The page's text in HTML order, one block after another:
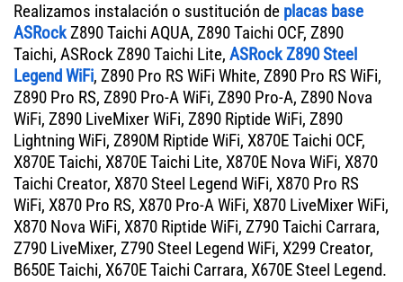
Realizamos instalación o sustitución de placas base
ASRockZ890 Taichi AQUA, Z890 Taichi OCF, Z890
Taichi, ASRock Z890 Taichi Lite, ASRock Z890 Steel
Legend WiFi, Z890 Pro RS WiFi White, Z890 Pro RS WiFi,
Z890 Pro RS, Z890 Pro-A WiFi, Z890 Pro-A, Z890 Nova
WiFi, Z890 LiveMixer WiFi, Z890 Riptide WiFi, Z890
Lightning WiFi, Z890M Riptide WiFi, X870E Taichi OCF,
X870E Taichi, X870E Taichi Lite, X870E Nova WiFi, X870
Taichi Creator, X870 Steel Legend WiFi, X870 Pro RS
WiFi, X870 Pro RS, X870 Pro-A WiFi, X870 LiveMixer WiFi,
X870 Nova WiFi, X870 Riptide WiFi, Z790 Taichi Carrara,
Z790 LiveMixer, Z790 Steel Legend WiFi, X299 Creator,
B650E Taichi, X670E Taichi Carrara, X670E Steel Legend.